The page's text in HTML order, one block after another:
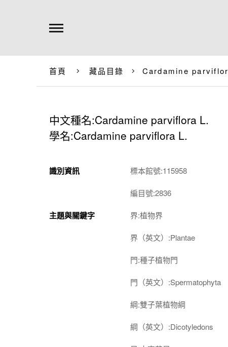
首頁 藏品目錄 Cardamine
中文種名:Cardamine parviflora L.
學名:Cardamine parviflora L.
識別資訊 標本館號:115958
編目號:2836
主題與關鍵字 界:植物界
界（英文）:Plantae
門:種子植物門
門（英文）:Spermatophyta
綱:雙子葉植物綱
綱（英文）:Dicotyledons